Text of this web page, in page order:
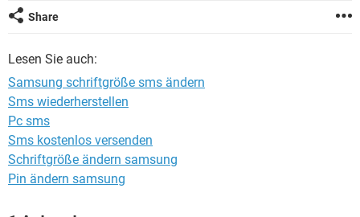
FACEBOOK
Share
Lesen Sie auch:
Samsung schriftgröße sms ändern
Sms wiederherstellen
Pc sms
Sms kostenlos versenden
Schriftgröße ändern samsung
Pin ändern samsung